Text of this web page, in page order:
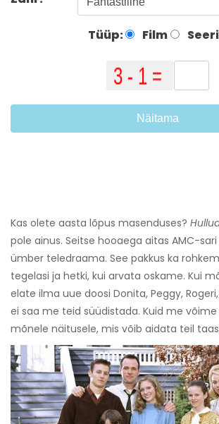
Tüüp: Film
Näitama
Kas olete aasta lõpus masenduses?
pole ainus. Seitse hooaega aitas AMC-
ümber teledraama. See pakkus ka
tegelasi ja hetki, kui arvata oskame. Kui
elate ilma uue doosi Donita, Peggy,
ei saa me teid süüdistada. Kuid me
mõnele näitusele, mis võib aidata teil